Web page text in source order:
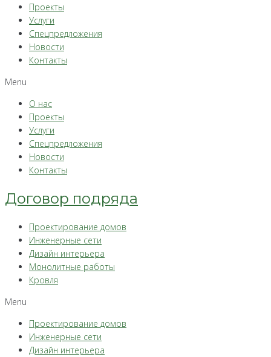
Проекты
Услуги
Спецпредложения
Новости
Контакты
Menu
О нас
Проекты
Услуги
Спецпредложения
Новости
Контакты
Договор подряда
Проектирование домов
Инженерные сети
Дизайн интерьера
Монолитные работы
Кровля
Menu
Проектирование домов
Инженерные сети
Дизайн интерьера